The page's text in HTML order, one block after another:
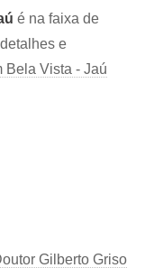
é na faixa de
e
Bela Vista - Jaú
Gilberto Griso